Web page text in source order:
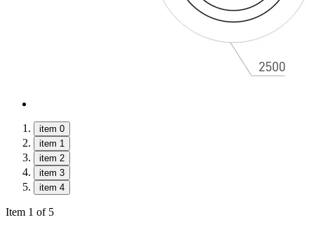
item 0
item 1
item 2
item 3
item 4
Item 1 of 5